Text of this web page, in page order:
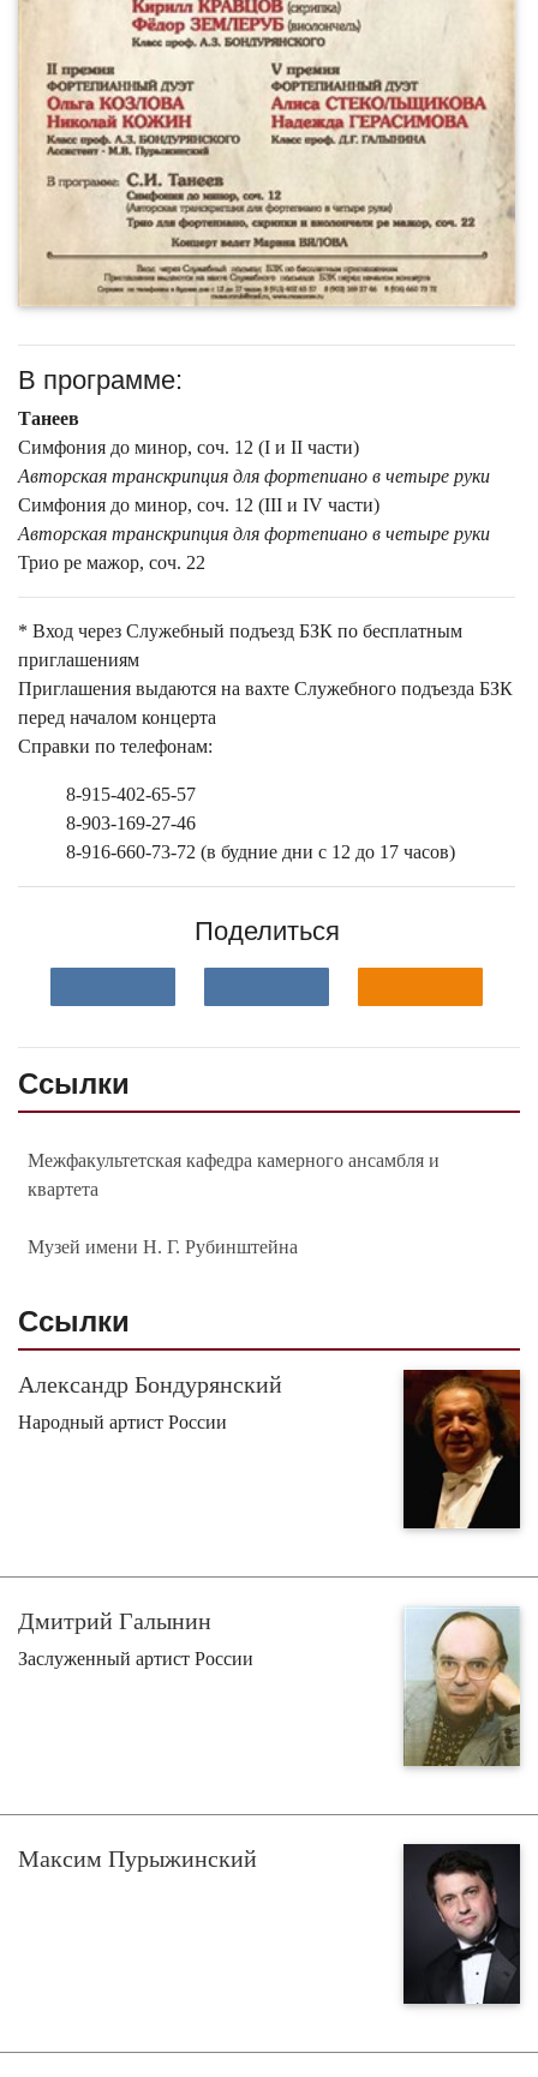
В программе:
Танеев
Симфония до минор, соч. 12 (I и II части)
Авторская транскрипция для фортепиано в четыре руки
Симфония до минор, соч. 12 (III и IV части)
Авторская транскрипция для фортепиано в четыре руки
Трио ре мажор, соч. 22
* Вход через Служебный подъезд БЗК по бесплатным
приглашениям
Приглашения выдаются на вахте Служебного подъезда БЗК
перед началом концерта
Справки по телефонам:
8-915-402-65-57
8-903-169-27-46
8-916-660-73-72 (в будние дни с 12 до 17 часов)
Поделиться
Ссылки
Межфакультетская кафедра камерного ансамбля и
квартета
Музей имени Н. Г. Рубинштейна
Ссылки
Александр Бондурянский
Народный артист России
Дмитрий Галынин
Заслуженный артист России
Максим Пурыжинский